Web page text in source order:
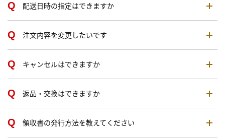
配送日時の指定はできますか
注文内容を変更したいです
キャンセルはできますか
返品・交換はできますか
領収書の発行方法を教えてください